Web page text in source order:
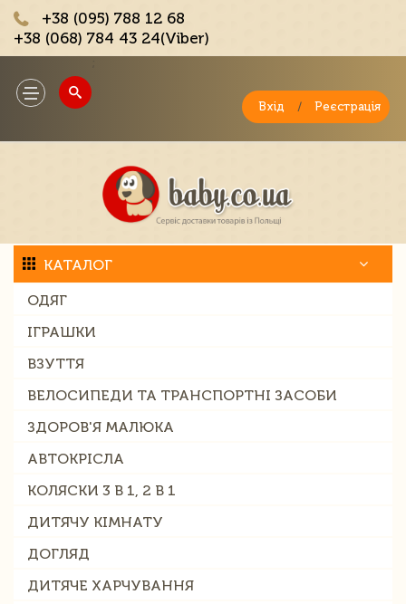
+38 (095) 788 12 68
+38 (068) 784 43 24(Viber)
Toggle
navigation
Вхід / Реєстрація
КАТАЛОГ
ОДЯГ
ІГРАШКИ
ВЗУТТЯ
ВЕЛОСИПЕДИ ТА ТРАНСПОРТНІ ЗАСОБИ
ЗДОРОВ'Я МАЛЮКА
АВТОКРІСЛА
КОЛЯСКИ 3 В 1, 2 В 1
ДИТЯЧУ КІМНАТУ
ДОГЛЯД
ДИТЯЧЕ ХАРЧУВАННЯ